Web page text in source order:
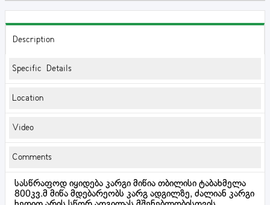
Description
Specific Details
Location
Video
Comments
სასწრაფოდ იყიდება კარგი მიწია თბილისი ტაბახმელა
800კვ.მ მიწა მდებარეობს კარგ ადგილზე, ძალიან კარგი